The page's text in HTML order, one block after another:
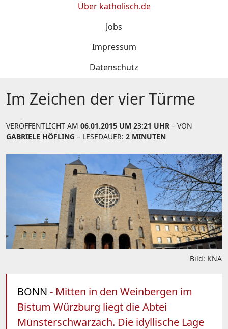
Über katholisch.de
Jobs
Impressum
Datenschutz
Im Zeichen der vier Türme
VERÖFFENTLICHT AM 06.01.2015 UM 23:21 UHR – VON
GABRIELE HÖFLING – LESEDAUER: 2 MINUTEN
Bild: KNA
BONN - Mitten in den Weinbergen im
Bistum Würzburg liegt die Abtei
Münsterschwarzach. Die idyllische Lage